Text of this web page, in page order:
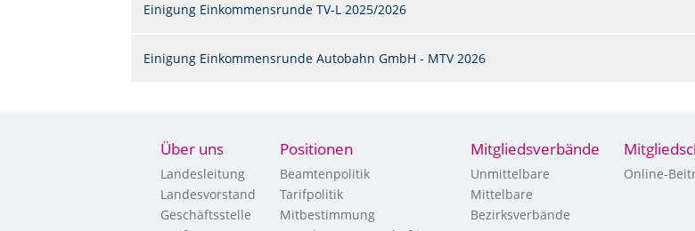
Einigung Einkommensrunde TV-L 2025/2026
Einigung Einkommensrunde Autobahn GmbH - MTV 2026
Über uns
Landesleitung
Landesvorstand
Geschäftsstelle
Positionen
Beamtenpolitik
Tarifpolitik
Mitbestimmung
Mitgliedsverbände
Unmittelbare
Mittelbare
Bezirksverbände
Online-